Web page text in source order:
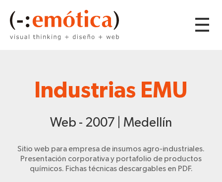
Industrias EMU
Web - 2007 | Medellín
Sitio web para empresa de insumos agro-industriales.
Presentación corporativa y portafolio de productos
químicos. Fichas técnicas descargables en PDF.